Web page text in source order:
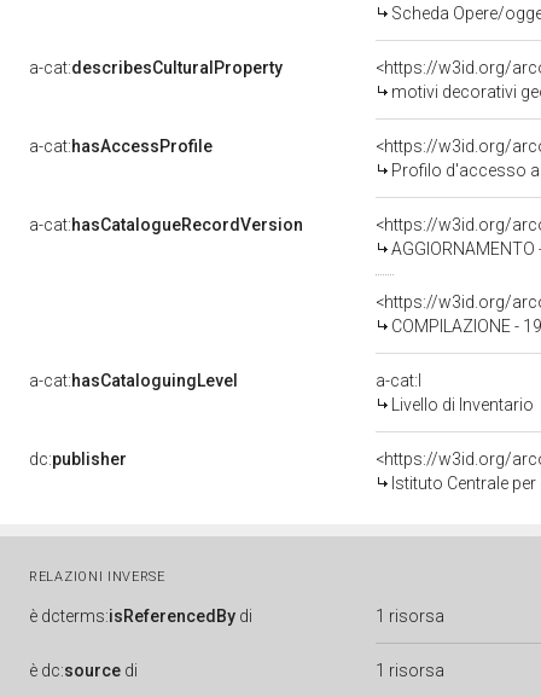
Scheda Opere/
a-cat:describesCulturalProperty
<https://w3id.org/
motivi decorativi
a-cat:hasAccessProfile
<https://w3id.org/
Profilo d'accesso
a-cat:hasCatalogueRecordVersion
<https://w3id.org/
<https://w3id.org/
COMPILAZIONE -
a-cat:hasCataloguingLevel
a-cat:I
Livello di Inventario
dc:publisher
<https://w3id.org/
Istituto Centrale
RELAZIONI INVERSE
è dcterms:isReferencedBy di 1 risorsa
è dc:source di 1 risorsa